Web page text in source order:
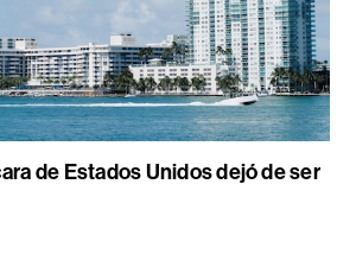
de Estados Unidos dejó de ser